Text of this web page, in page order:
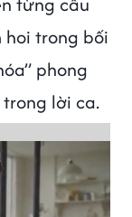
trong bối
phong
lời ca.